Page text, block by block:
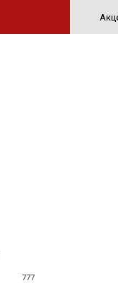
777